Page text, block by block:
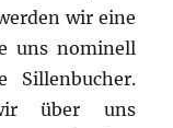
wir eine
uns nominell
über uns